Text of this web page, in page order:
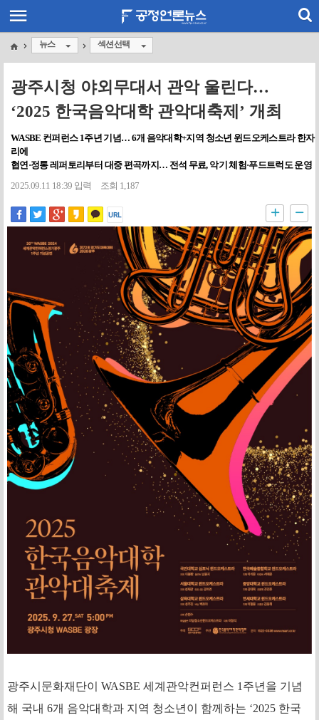
뉴스 섹션선택
광주시청 야외무대서 관악 울린다…
‘2025 한국음악대학 관악대축제’ 개최
WASBE 컨퍼런스 1주년 기념… 6개 음악대학+지역 청소년 윈드오케스트라 한자
리에
협연·정통 레퍼토리부터 대중 편곡까지… 전석 무료, 악기 체험·푸드트럭도 운영
2025.09.11 18:39 입력
조회 1,187
광주시문화재단이 WASBE 세계관악컨퍼런스 1주년을 기념
해 국내 6개 음악대학과 지역 청소년이 함께하는 ‘2025 한국